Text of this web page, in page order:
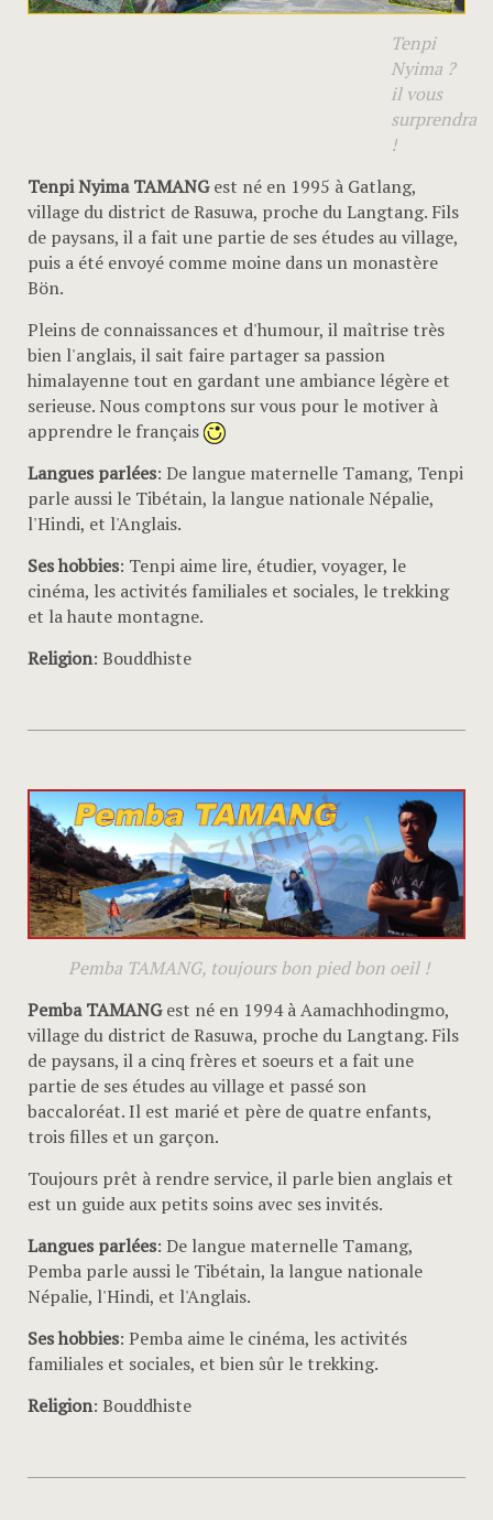
Tenpi
Nyima ?
il vous
surprendra
!
Tenpi Nyima TAMANGest né en 1995 à Gatlang,
village du district de Rasuwa, proche du Langtang. Fils
de paysans, il a fait une partie de ses études au village,
puis a été envoyé comme moine dans un monastère
Bön.
Pleins de connaissances et d'humour, il maîtrise très
bien l'anglais, il sait faire partager sa passion
himalayenne tout en gardant une ambiance légère et
serieuse. Nous comptons sur vous pour le motiver à
apprendre le français
Langues parlées: De langue maternelle Tamang, Tenpi
parle aussi le Tibétain, la langue nationale Népalie,
l'Hindi, et l'Anglais.
Ses hobbies: Tenpi aime lire, étudier, voyager, le
cinéma, les activités familiales et sociales, le trekking
et la haute montagne.
Religion: Bouddhiste
Pemba TAMANG, toujours bon pied bon oeil !
Pemba TAMANGest né en 1994 à Aamachhodingmo,
village du district de Rasuwa, proche du Langtang. Fils
de paysans, il a cinq frères et soeurs et a fait une
partie de ses études au village et passé son
baccaloréat. Il est marié et père de quatre enfants,
trois filles et un garçon.
Toujours prêt à rendre service, il parle bien anglais et
est un guide aux petits soins avec ses invités.
Langues parlées: De langue maternelle Tamang,
Pemba parle aussi le Tibétain, la langue nationale
Népalie, l'Hindi, et l'Anglais.
Ses hobbies: Pemba aime le cinéma, les activités
familiales et sociales, et bien sûr le trekking.
Religion: Bouddhiste